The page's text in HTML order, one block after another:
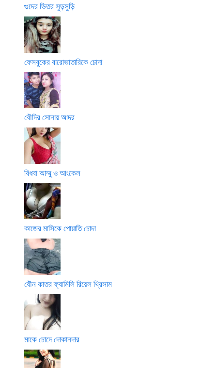
গুদের ভিতর সুড়সুড়ি
ফেসবুকের বারোভাতারিকে চোদা
বৌদির সোনায় আদর
বিধবা আম্মু ও আংকেল
কাজের মাসিকে পোয়াতি চোদা
যৌন কাতর ফ্যামিলি রিয়েল থ্রিসাম
মাকে চোদে দোকানদার